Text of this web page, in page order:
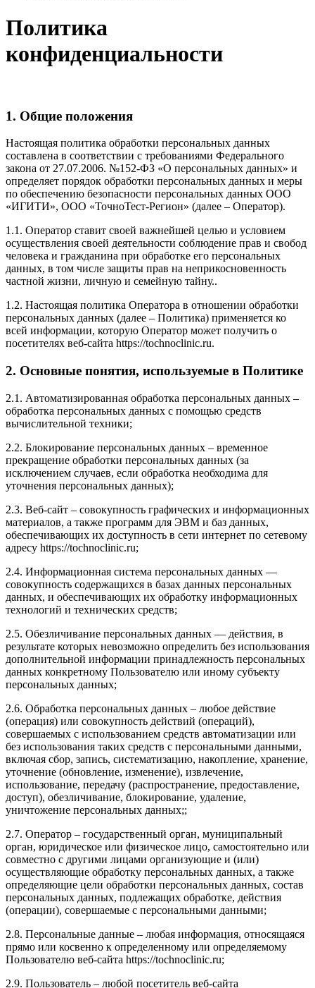
Политика
конфиденциальности
1. Общие положения
Настоящая политика обработки персональных данных
составлена в соответствии с требованиями Федерального
закона от 27.07.2006. №152-ФЗ «О персональных данных» и
определяет порядок обработки персональных данных и меры
по обеспечению безопасности персональных данных ООО
«ИГИТИ», ООО «ТочноТест-Регион» (далее – Оператор).
1.1. Оператор ставит своей важнейшей целью и условием
осуществления своей деятельности соблюдение прав и свобод
человека и гражданина при обработке его персональных
данных, в том числе защиты прав на неприкосновенность
частной жизни, личную и семейную тайну..
1.2. Настоящая политика Оператора в отношении обработки
персональных данных (далее – Политика) применяется ко
всей информации, которую Оператор может получить о
посетителях веб-сайта https://tochnoclinic.ru.
2. Основные понятия, используемые в Политике
2.1. Автоматизированная обработка персональных данных –
обработка персональных данных с помощью средств
вычислительной техники;
2.2. Блокирование персональных данных – временное
прекращение обработки персональных данных (за
исключением случаев, если обработка необходима для
уточнения персональных данных);
2.3. Веб-сайт – совокупность графических и информационных
материалов, а также программ для ЭВМ и баз данных,
обеспечивающих их доступность в сети интернет по сетевому
адресу https://tochnoclinic.ru;
2.4. Информационная система персональных данных —
совокупность содержащихся в базах данных персональных
данных, и обеспечивающих их обработку информационных
технологий и технических средств;
2.5. Обезличивание персональных данных — действия, в
результате которых невозможно определить без использования
дополнительной информации принадлежность персональных
данных конкретному Пользователю или иному субъекту
персональных данных;
2.6. Обработка персональных данных – любое действие
(операция) или совокупность действий (операций),
совершаемых с использованием средств автоматизации или
без использования таких средств с персональными данными,
включая сбор, запись, систематизацию, накопление, хранение,
уточнение (обновление, изменение), извлечение,
использование, передачу (распространение, предоставление,
доступ), обезличивание, блокирование, удаление,
уничтожение персональных данных;;
2.7. Оператор – государственный орган, муниципальный
орган, юридическое или физическое лицо, самостоятельно или
совместно с другими лицами организующие и (или)
осуществляющие обработку персональных данных, а также
определяющие цели обработки персональных данных, состав
персональных данных, подлежащих обработке, действия
(операции), совершаемые с персональными данными;
2.8. Персональные данные – любая информация, относящаяся
прямо или косвенно к определенному или определяемому
Пользователю веб-сайта https://tochnoclinic.ru;
2.9. Пользователь – любой посетитель веб-сайта